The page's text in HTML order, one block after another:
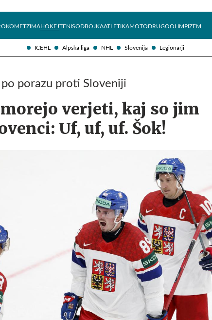
ICEHL Alpska liga NHL Slovenija Legionarji
ZIMAHOKEJTENISODBOJKAATLETIKAMOTODRUGOOLIMPIZEM
porazu proti Sloveniji
verjeti, kaj so jim
Uf, uf, uf. Šok!